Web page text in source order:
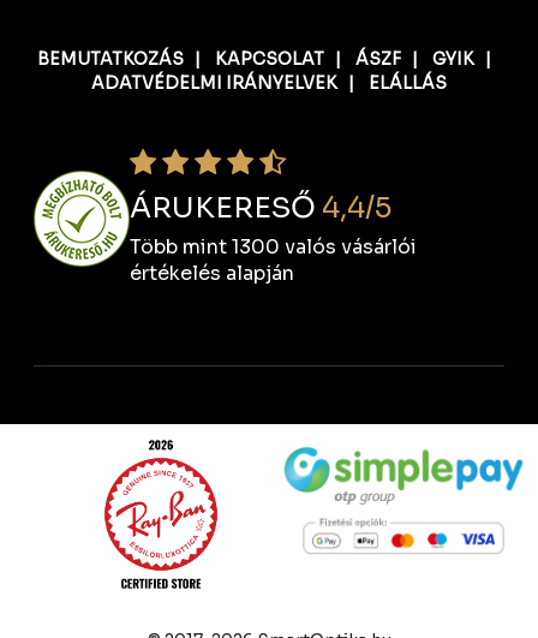
BEMUTATKOZÁS| KAPCSOLAT| ÁSZF| GYIK|
ADATVÉDELMI IRÁNYELVEK| ELÁLLÁS
ÁRUKERESŐ 4,4/5
Több mint 1300 valós vásárlói
értékelés alapján